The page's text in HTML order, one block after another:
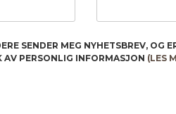
du får en bedre kjøpsopplevelse og vi kan
og huske hva du har puttet i
ellerendre innstillinger for cookies.
SENDER MEG NYHETSBREV, OG
AV PERSONLIG INFORMASJON (LES